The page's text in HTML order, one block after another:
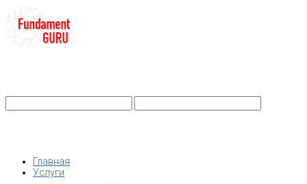
Главная
Услуги